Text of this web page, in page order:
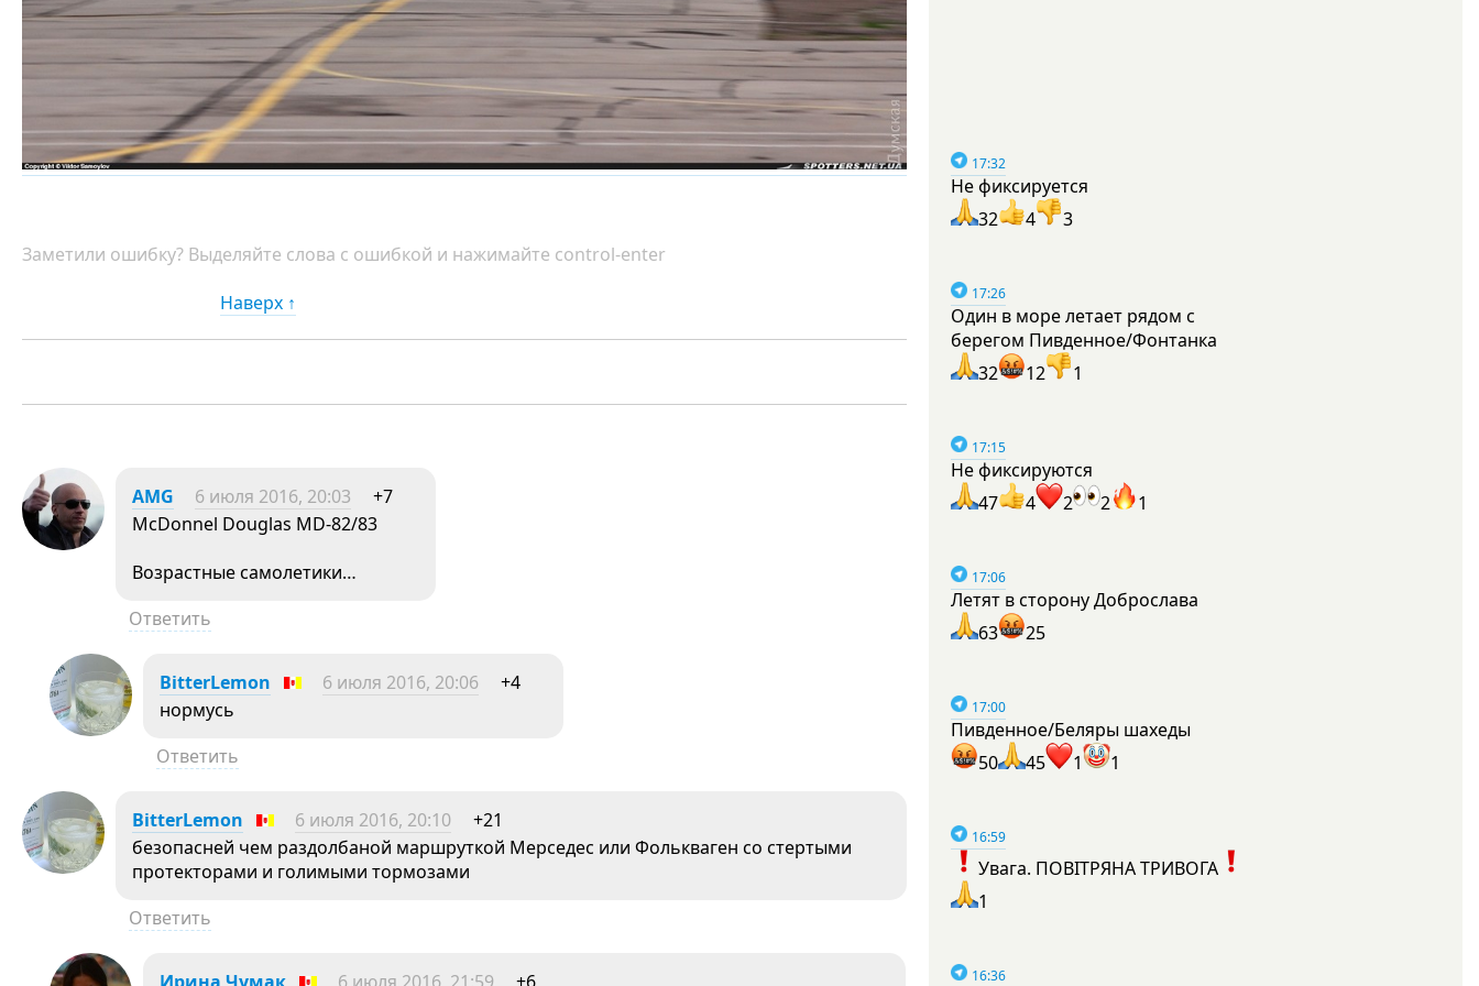
Заметили ошибку? Выделяйте слова с ошибкой и нажимайте control-enter
Наверх ↑
AMG 6 июля 2016, 20:03
+7
McDonnel Douglas MD-82/83
Возрастные самолетики…
Ответить
BitterLemon 6 июля 2016, 20:06
+4
нормусь
Ответить
BitterLemon 6 июля 2016, 20:10
+21
безопасней чем раздолбаной маршруткой Мерседес или Фолькваген со стертыми
протекторами и голимыми тормозами
Ответить
17:32
Не фиксируется
32
4 3
17:26
Один в море летает рядом с
берегом Пивденное/Фонтанка
32
12 1
17:15
Не фиксируются
47
4 2 2 1
17:06
Летят в сторону Доброслава
63
25
17:00
Пивденное/Беляры шахеды
50
45 1 1
16:59
Увага. ПОВІТРЯНА ТРИВОГА
1
16:36